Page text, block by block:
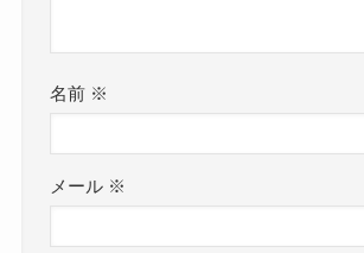
名前 ※
メール ※